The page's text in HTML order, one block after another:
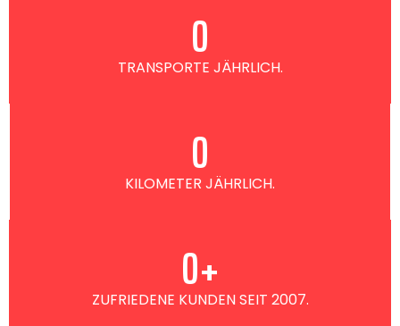
TRANSPORTE JÄHRLICH.
0
KILOMETER JÄHRLICH.
0
ZUFRIEDENE KUNDEN SEIT 2007.
0+